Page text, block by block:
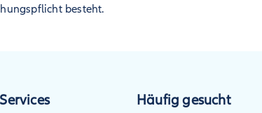
besteht.
Häufig gesucht